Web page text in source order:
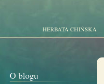
HERBATA CHIŃSKA
O blogu